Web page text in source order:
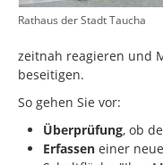
Rathaus der Stadt Taucha
zeitnah reagieren und
beseitigen.
So gehen Sie vor:
Überprüfung, ob
Erfassen einer